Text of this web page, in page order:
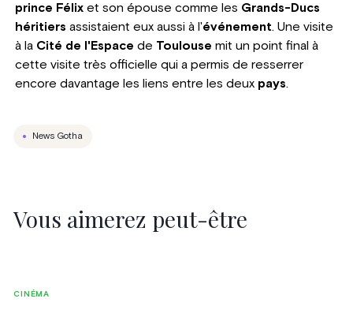
prince Félixet son épouse comme les Grands-Ducs
héritiers assistaient eux aussi à l'événement. Une visite
à laCité de l'Espace de Toulouse mit un point final à
cette visite très officielle qui a permis de resserrer
encore davantage les liens entre les deuxpays.
News Gotha
Vous aimerez peut-être
CINÉMA